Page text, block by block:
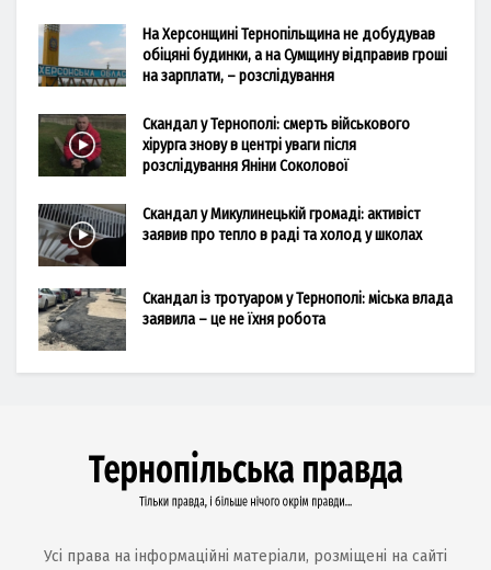
На Херсонщині Тернопільщина не добудував
обіцяні будинки, а на Сумщину відправив гроші
на зарплати, – розслідування
Скандал у Тернополі: смерть військового
хірурга знову в центрі уваги після
розслідування Яніни Соколової
Скандал у Микулинецькій громаді: активіст
заявив про тепло в раді та холод у школах
Скандал із тротуаром у Тернополі: міська влада
заявила – це не їхня робота
Усі права на інформаційні матеріали, розміщені на сайті